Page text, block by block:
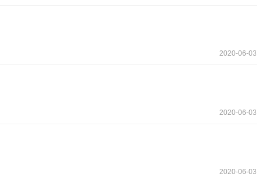
2020-06-03
2020-06-03
2020-06-03